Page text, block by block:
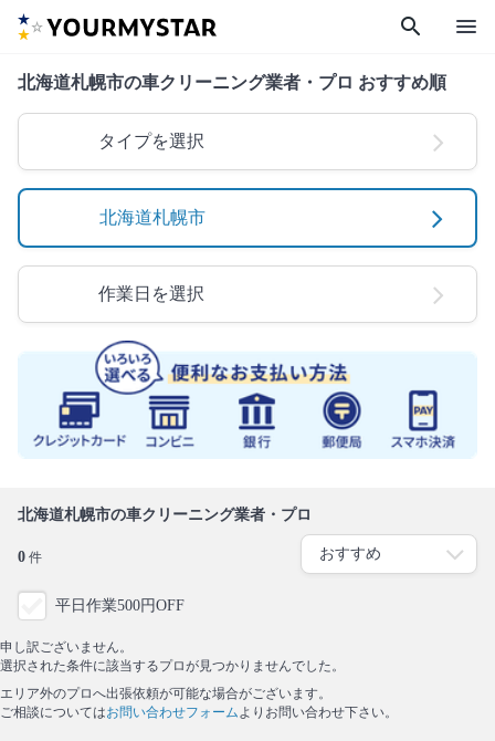
search menu
北海道札幌市の車クリーニング業者・プロ おすすめ順
タイプを選択
北海道札幌市
作業日を選択
北海道札幌市の車クリーニング業者・プロ
0 件
平日作業500円OFF
申し訳ございません。
選択された条件に該当するプロが見つかりませんでした。
エリア外のプロへ出張依頼が可能な場合がございます。
ご相談についてはお問い合わせフォーム よりお問い合わせ下さい。